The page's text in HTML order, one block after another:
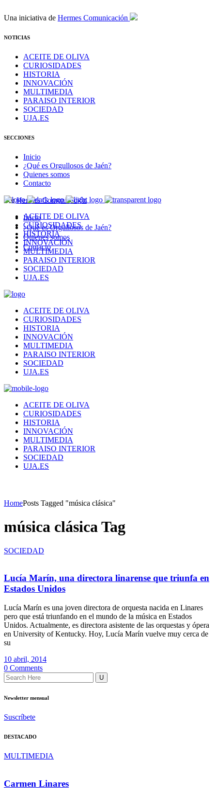
Una iniciativa de Hermes Comunicación
NOTICIAS
ACEITE DE OLIVA
CURIOSIDADES
HISTORIA
INNOVACIÓN
MULTIMEDIA
PARAISO INTERIOR
SOCIEDAD
UJA.ES
SECCIONES
Inicio
¿Qué es Orgullosos de Jaén?
Quienes somos
Contacto
PorHermes Comunicación
Inicio
¿Qué es Orgullosos de Jaén?
Quienes somos
Contacto
ACEITE DE OLIVA
CURIOSIDADES
HISTORIA
INNOVACIÓN
MULTIMEDIA
PARAISO INTERIOR
SOCIEDAD
UJA.ES
ACEITE DE OLIVA
CURIOSIDADES
HISTORIA
INNOVACIÓN
MULTIMEDIA
PARAISO INTERIOR
SOCIEDAD
UJA.ES
ACEITE DE OLIVA
CURIOSIDADES
HISTORIA
INNOVACIÓN
MULTIMEDIA
PARAISO INTERIOR
SOCIEDAD
UJA.ES
HomePosts Tagged "música clásica"
música clásica Tag
SOCIEDAD
Lucía Marín, una directora linarense que triunfa en
Estados Unidos
Lucía Marín es una joven directora de orquesta nacida en Linares
pero que está triunfando en el mundo de la música en Estados
Unidos. Actualmente, es directora asistente de las orquestas y ópera
en University of Kentucky. Hoy, Lucía Marín vuelve muy cerca de
su
10 abril, 2014
0 Comments
Newsletter mensual
Suscríbete
DESTACADO
MULTIMEDIA
Carmen Linares